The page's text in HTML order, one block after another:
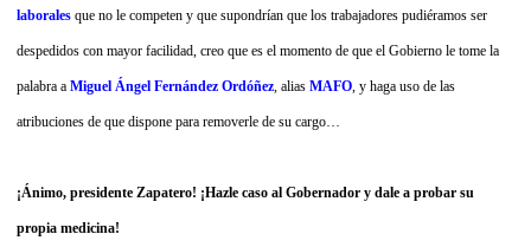
laborales que no le competen y que supondrían que los trabajadores pudiéramos ser
despedidos con mayor facilidad, creo que es el momento de que el Gobierno le tome la
palabra a Miguel Ángel Fernández Ordóñez , alias MAFO , y haga uso de las
atribuciones de que dispone para removerle de su cargo…
¡Ánimo, presidente Zapatero! ¡Hazle caso al Gobernador y dale a probar su
propia medicina!